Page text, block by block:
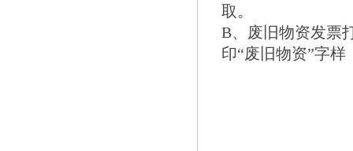
取。
B、废旧物资发票
印“废旧物资”字